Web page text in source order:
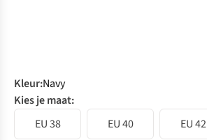
Kleur:Navy
Kies je maat:
EU 38
EU 40 EU 42